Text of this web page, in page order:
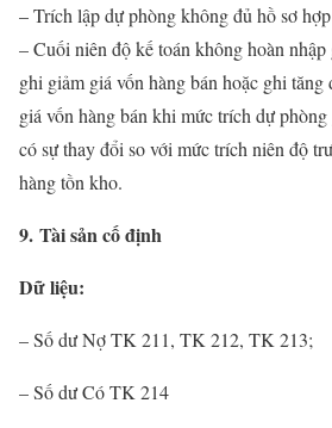
– Trích lập dự phòng không đủ hồ sơ
– Cuối niên độ kế toán không hoàn
ghi giảm giá vốn hàng bán hoặc ghi
giá vốn hàng bán khi mức trích dự
có sự thay đổi so với mức trích niên độ
hàng tồn kho.
9. Tài sản cố định
Dữ liệu:
– Số dư Nợ TK 211, TK 212, TK 213;
– Số dư Có TK 214